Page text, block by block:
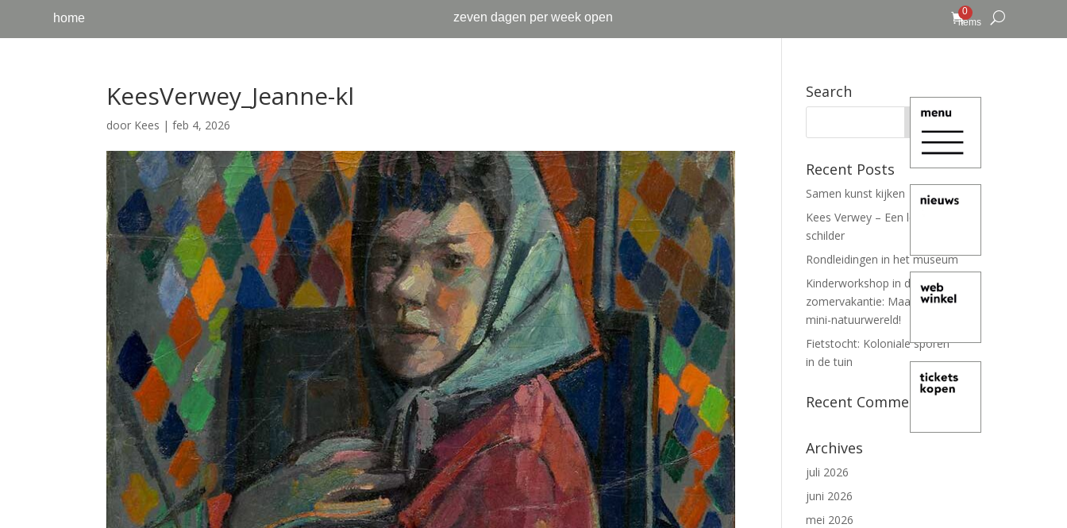
home zeven dagen per week open
0
items
KeesVerwey_Jeanne-kl
door Kees |feb 4, 2026
Search
Recent Posts
Samen kunst kijken
Kees Verwey – Een leven lang
schilder
Rondleidingen in het museum
Kinderworkshop in de
zomervakantie: Maak je eigen
mini-natuurwereld!
Fietstocht: Koloniale sporen
in de tuin
Recent Comments
Archives
juli 2026
juni 2026
mei 2026